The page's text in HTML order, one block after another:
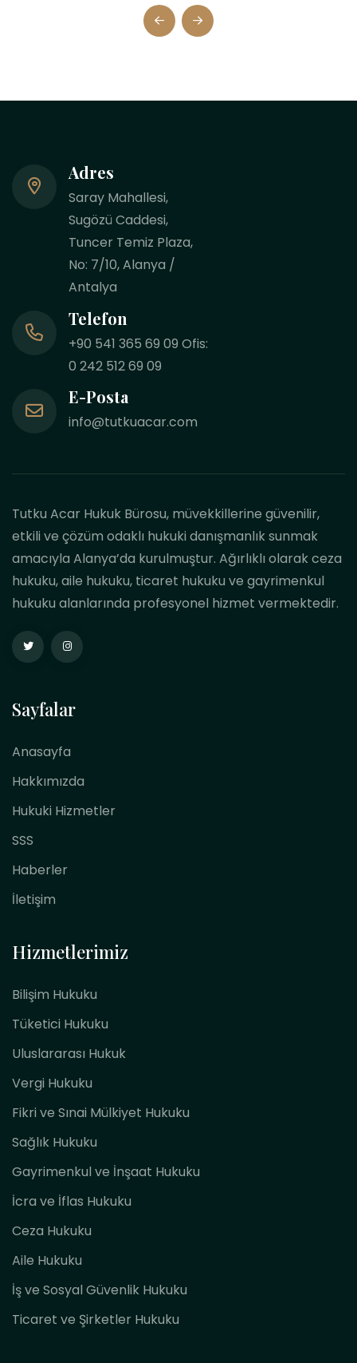
Adres
Saray Mahallesi,
Sugözü Caddesi,
Tuncer Temiz Plaza,
No: 7/10, Alanya /
Antalya
Telefon
+90 541 365 69 09 Ofis:
0 242 512 69 09
E-Posta
info@tutkuacar.com
Tutku Acar Hukuk Bürosu, müvekkillerine güvenilir,
etkili ve çözüm odaklı hukuki danışmanlık sunmak
amacıyla Alanya’da kurulmuştur. Ağırlıklı olarak ceza
hukuku, aile hukuku, ticaret hukuku ve gayrimenkul
hukuku alanlarında profesyonel hizmet vermektedir.
Sayfalar
Anasayfa
Hakkımızda
Hukuki Hizmetler
SSS
Haberler
İletişim
Hizmetlerimiz
Bilişim Hukuku
Tüketici Hukuku
Uluslararası Hukuk
Vergi Hukuku
Fikri ve Sınai Mülkiyet Hukuku
Sağlık Hukuku
Gayrimenkul ve İnşaat Hukuku
İcra ve İflas Hukuku
Ceza Hukuku
Aile Hukuku
İş ve Sosyal Güvenlik Hukuku
Ticaret ve Şirketler Hukuku